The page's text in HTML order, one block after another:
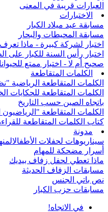
العبارات قريبة في المعنى
الاختبارات
مسابقة عيد ميلاد الكبار
مسابقة المحيطات والبحار
اختبار لشركة كبيرة - ماذا
اختبار رأس السنة للكبار على
صحيح أم لا - اختبار ممتع
الكلمات المتقاطعة
الكلمات المتقاطعة الرياضية
الكلمات المتقاطعة للحكايات
باتجاه الصين حسب التاريخ
الكلمات المتقاطعة
كتاب الكلمات المتقاطعة
مدونة
سيناريوهات لحفلات الأطفال
أسرار مضحكة للمهام
ماذا تعطي لحفل زفاف بيديك
مسابقات الزفاف الحديثة
نص باتي الجنس
مسابقات حزب الكبار
في الاتجاه!